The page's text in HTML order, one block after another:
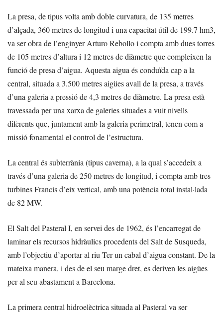
La presa, de tipus volta amb doble curvatura, de 135 metres
d’alçada, 360 metres de longitud i una capacitat útil de 199.7 hm3,
va ser obra de l’enginyer Arturo Rebollo i compta amb dues torres
de 105 metres d’altura i 12 metres de diàmetre que compleixen la
funció de presa d’aigua. Aquesta aigua és conduïda cap a la
central, situada a 3.500 metres aigües avall de la presa, a través
d’una galeria a pressió de 4,3 metres de diàmetre. La presa està
travessada per una xarxa de galeries situades a vuit nivells
diferents que, juntament amb la galeria perimetral, tenen com a
missió fonamental el control de l’estructura.
La central és subterrània (tipus caverna), a la qual s’accedeix a
través d’una galeria de 250 metres de longitud, i compta amb tres
turbines Francis d’eix vertical, amb una potència total instal·lada
de 82 MW.
El Salt del Pasteral I, en servei des de 1962, és l’encarregat de
laminar els recursos hidràulics procedents del Salt de Susqueda,
amb l’objectiu d’aportar al riu Ter un cabal d’aigua constant. De la
mateixa manera, i des de el seu marge dret, es deriven les aigües
per al seu abastament a Barcelona.
La primera central hidroelèctrica situada al Pasteral va ser